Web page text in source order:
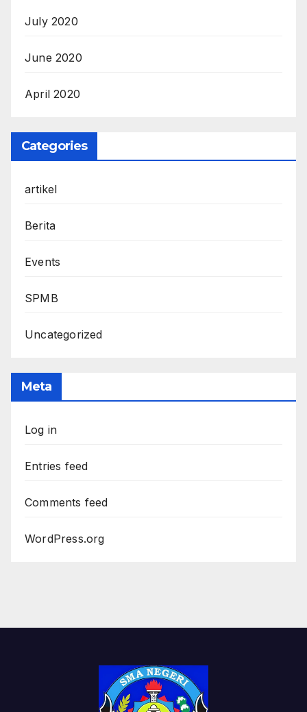
July 2020
June 2020
April 2020
Categories
artikel
Berita
Events
SPMB
Uncategorized
Meta
Log in
Entries feed
Comments feed
WordPress.org